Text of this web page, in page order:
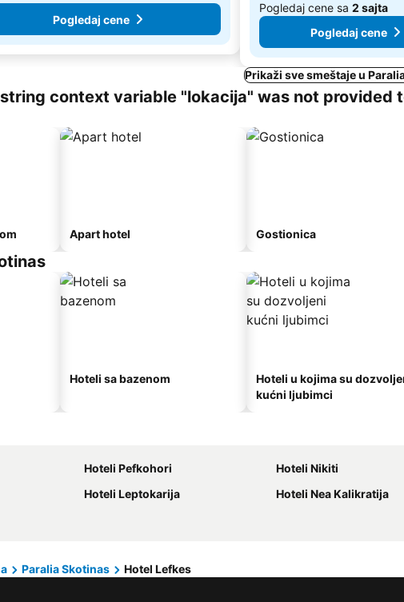
Pogledaj cene
Pogledaj cene sa 2 sajta
Pogledaj cene
Prikaži sve smeštaje u
context variable "lokacija" was not provided
Apart hotel Gostionica
Hoteli sa bazenom
Hoteli u kojima su
kućni ljubimci
Hoteli Pefkohori
Hoteli Nikiti
Hoteli Leptokarija
Hoteli Nea Kalikratija
Paralia Skotinas Hotel Lefkes